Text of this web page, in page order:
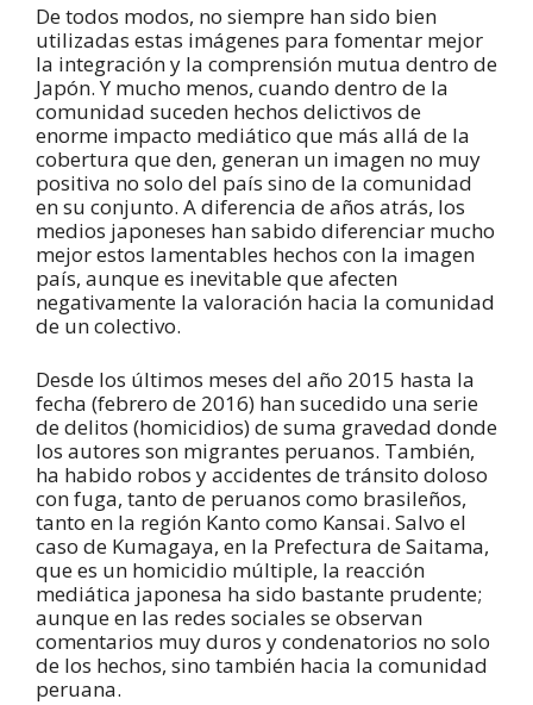
De todos modos, no siempre han sido bien
utilizadas estas imágenes para fomentar mejor
la integración y la comprensión mutua dentro de
Japón. Y mucho menos, cuando dentro de la
comunidad suceden hechos delictivos de
enorme impacto mediático que más allá de la
cobertura que den, generan un imagen no muy
positiva no solo del país sino de la comunidad
en su conjunto. A diferencia de años atrás, los
medios japoneses han sabido diferenciar mucho
mejor estos lamentables hechos con la imagen
país, aunque es inevitable que afecten
negativamente la valoración hacia la comunidad
de un colectivo.
Desde los últimos meses del año 2015 hasta la
fecha (febrero de 2016) han sucedido una serie
de delitos (homicidios) de suma gravedad donde
los autores son migrantes peruanos. También,
ha habido robos y accidentes de tránsito doloso
con fuga, tanto de peruanos como brasileños,
tanto en la región Kanto como Kansai. Salvo el
caso de Kumagaya, en la Prefectura de Saitama,
que es un homicidio múltiple, la reacción
mediática japonesa ha sido bastante prudente;
aunque en las redes sociales se observan
comentarios muy duros y condenatorios no solo
de los hechos, sino también hacia la comunidad
peruana.